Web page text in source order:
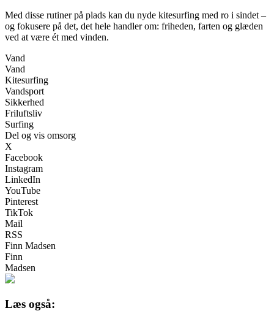
Med disse rutiner på plads kan du nyde kitesurfing med ro i sindet –
og fokusere på det, det hele handler om: friheden, farten og glæden
ved at være ét med vinden.
Vand
Vand
Kitesurfing
Vandsport
Sikkerhed
Friluftsliv
Surfing
Del og vis omsorg
X
Facebook
Instagram
LinkedIn
YouTube
Pinterest
TikTok
Mail
RSS
Finn Madsen
Finn
Madsen
Læs også: